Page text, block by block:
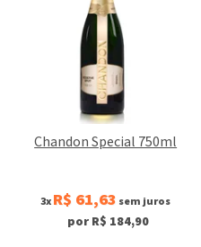
Chandon Special 750ml
3x R$ 61,63 sem juros
por R$ 184,90